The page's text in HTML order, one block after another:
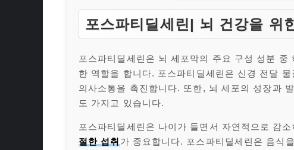
포스파티딜세린| 뇌 건강을 위
포스파티딜세린은 뇌 세포막의 주요 구성 성분 중
한 역할을 합니다. 포스파티딜세린은 신경 전달
의사소통을 촉진합니다. 또한, 뇌 세포의 성장과
도 가지고 있습니다.
포스파티딜세린은 나이가 들면서 자연적으로 감
절한 섭취 가 중요합니다. 포스파티딜세린은 음식